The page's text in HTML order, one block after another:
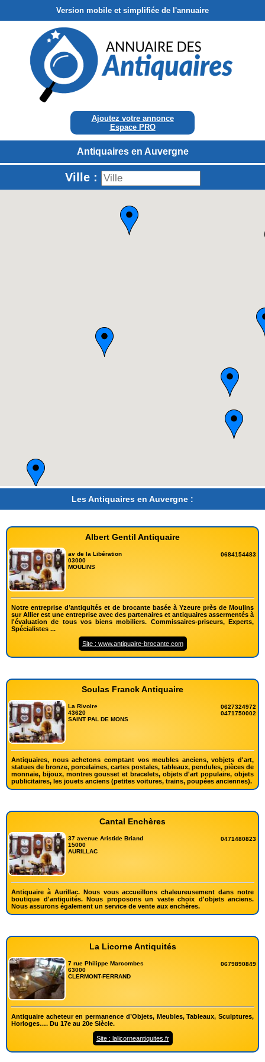
Version mobile et simplifiée de l'annuaire
Ajoutez votre annonce
Espace PRO
Antiquaires en Auvergne
Ville :
Les Antiquaires en Auvergne :
Albert Gentil Antiquaire
av de la Libération
03000
MOULINS
0684154483
Notre entreprise d’antiquités et de brocante basée à Yzeure près de Moulins
sur Allier est une entreprise avec des partenaires et antiquaires assermentés à
l'évaluation de tous vos biens mobiliers. Commissaires-priseurs, Experts,
Spécialistes ...
Site : www.antiquaire-brocante.com
Soulas Franck Antiquaire
La Rivoire
43620
SAINT PAL DE MONS
0627324972
0471750002
Antiquaires, nous achetons comptant vos meubles anciens, vobjets d'art,
statues de bronze, porcelaines, cartes postales, tableaux, pendules, pièces de
monnaie, bijoux, montres gousset et bracelets, objets d'art populaire, objets
publicitaires, les jouets anciens (petites voitures, trains, poupées anciennes).
Cantal Enchères
37 avenue Aristide Briand
15000
AURILLAC
0471480823
Antiquaire à Aurillac. Nous vous accueillons chaleureusement dans notre
boutique d'antiquités. Nous proposons un vaste choix d'objets anciens.
Nous assurons également un service de vente aux enchères.
La Licorne Antiquités
7 rue Philippe Marcombes
63000
CLERMONT-FERRAND
0679890849
Antiquaire acheteur en permanence d’Objets, Meubles, Tableaux, Sculptures,
Horloges…. Du 17e au 20e Siècle.
Site : lalicorneantiquites.fr